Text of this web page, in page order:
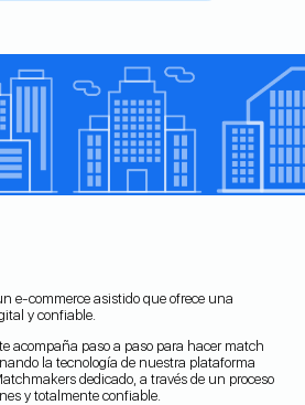
e-commerce asistido que ofrece una
y confiable.
acompaña paso a paso para hacer match
la tecnología de nuestra plataforma
dedicado, a través de un proceso
y totalmente confiable.